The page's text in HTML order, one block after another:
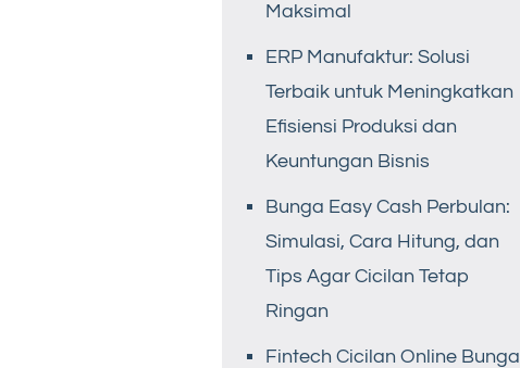
Maksimal
ERP Manufaktur: Solusi
Terbaik untuk Meningkatkan
Efisiensi Produksi dan
Keuntungan Bisnis
Bunga Easy Cash Perbulan:
Simulasi, Cara Hitung, dan
Tips Agar Cicilan Tetap
Ringan
Fintech Cicilan Online Bunga